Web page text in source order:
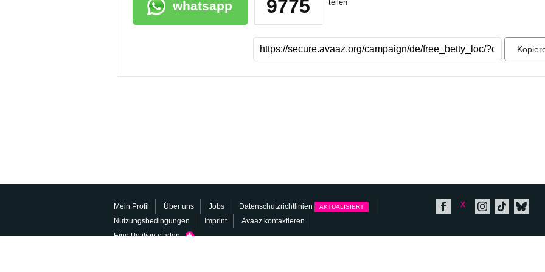
whatsapp 9775
teilen
Mein Profil Über uns Jobs Datenschutzrichtlinien AKTUALISIERT
Nutzungsbedingungen Imprint
Avaaz kontaktieren
Eine Petition starten
X